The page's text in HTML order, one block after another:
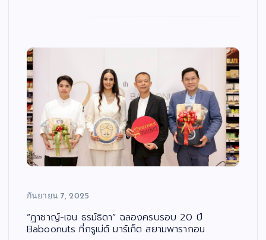
กันยายน 7, 2025
“ฎาชาญ์-เจน ธรม์ธิดา” ฉลองครบรอบ 20 ปี
Baboonuts ที่กรูเม่ต์ มาร์เก็ต สยามพารากอน